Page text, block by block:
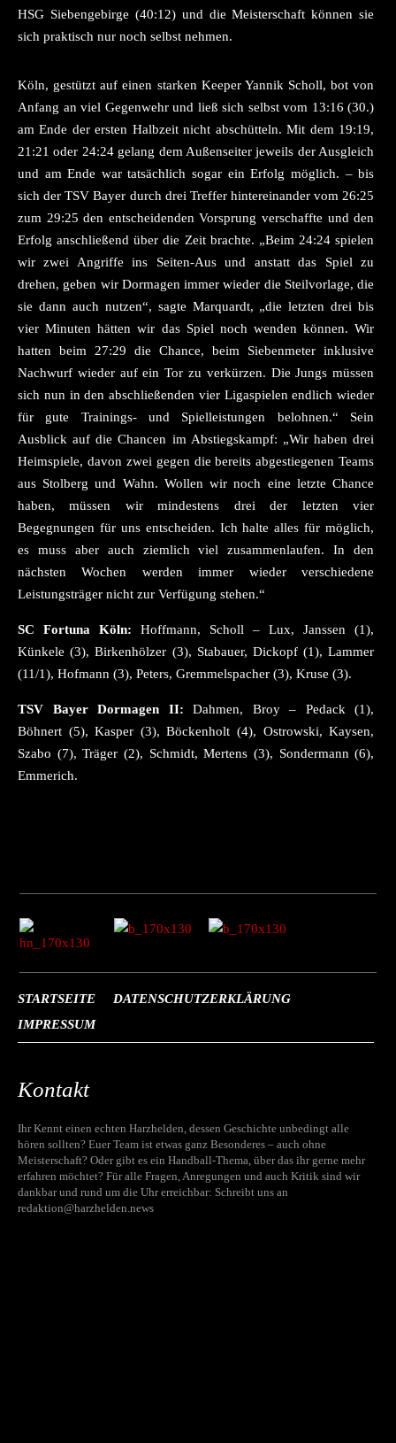
HSG Siebengebirge (40:12) und die Meisterschaft können sie
sich praktisch nur noch selbst nehmen.
Köln, gestützt auf einen starken Keeper Yannik Scholl, bot von
Anfang an viel Gegenwehr und ließ sich selbst vom 13:16 (30.)
am Ende der ersten Halbzeit nicht abschütteln. Mit dem 19:19,
21:21 oder 24:24 gelang dem Außenseiter jeweils der Ausgleich
und am Ende war tatsächlich sogar ein Erfolg möglich. – bis
sich der TSV Bayer durch drei Treffer hintereinander vom 26:25
zum 29:25 den entscheidenden Vorsprung verschaffte und den
Erfolg anschließend über die Zeit brachte. „Beim 24:24 spielen
wir zwei Angriffe ins Seiten-Aus und anstatt das Spiel zu
drehen, geben wir Dormagen immer wieder die Steilvorlage, die
sie dann auch nutzen“, sagte Marquardt, „die letzten drei bis
vier Minuten hätten wir das Spiel noch wenden können. Wir
hatten beim 27:29 die Chance, beim Siebenmeter inklusive
Nachwurf wieder auf ein Tor zu verkürzen. Die Jungs müssen
sich nun in den abschließenden vier Ligaspielen endlich wieder
für gute Trainings- und Spielleistungen belohnen.“ Sein
Ausblick auf die Chancen im Abstiegskampf: „Wir haben drei
Heimspiele, davon zwei gegen die bereits abgestiegenen Teams
aus Stolberg und Wahn. Wollen wir noch eine letzte Chance
haben, müssen wir mindestens drei der letzten vier
Begegnungen für uns entscheiden. Ich halte alles für möglich,
es muss aber auch ziemlich viel zusammenlaufen. In den
nächsten Wochen werden immer wieder verschiedene
Leistungsträger nicht zur Verfügung stehen.“
SC Fortuna Köln: Hoffmann, Scholl – Lux, Janssen (1),
Künkele (3), Birkenhölzer (3), Stabauer, Dickopf (1), Lammer
(11/1), Hofmann (3), Peters, Gremmelspacher (3), Kruse (3).
TSV Bayer Dormagen II: Dahmen, Broy – Pedack (1),
Böhnert (5), Kasper (3), Böckenholt (4), Ostrowski, Kaysen,
Szabo (7), Träger (2), Schmidt, Mertens (3), Sondermann (6),
Emmerich.
STARTSEITE
DATENSCHUTZERKLÄRUNG
IMPRESSUM
Kontakt
Ihr Kennt einen echten Harzhelden, dessen Geschichte unbedingt alle
hören sollten? Euer Team ist etwas ganz Besonderes – auch ohne
Meisterschaft? Oder gibt es ein Handball-Thema, über das ihr gerne mehr
erfahren möchtet? Für alle Fragen, Anregungen und auch Kritik sind wir
dankbar und rund um die Uhr erreichbar: Schreibt uns an
redaktion@harzhelden.news